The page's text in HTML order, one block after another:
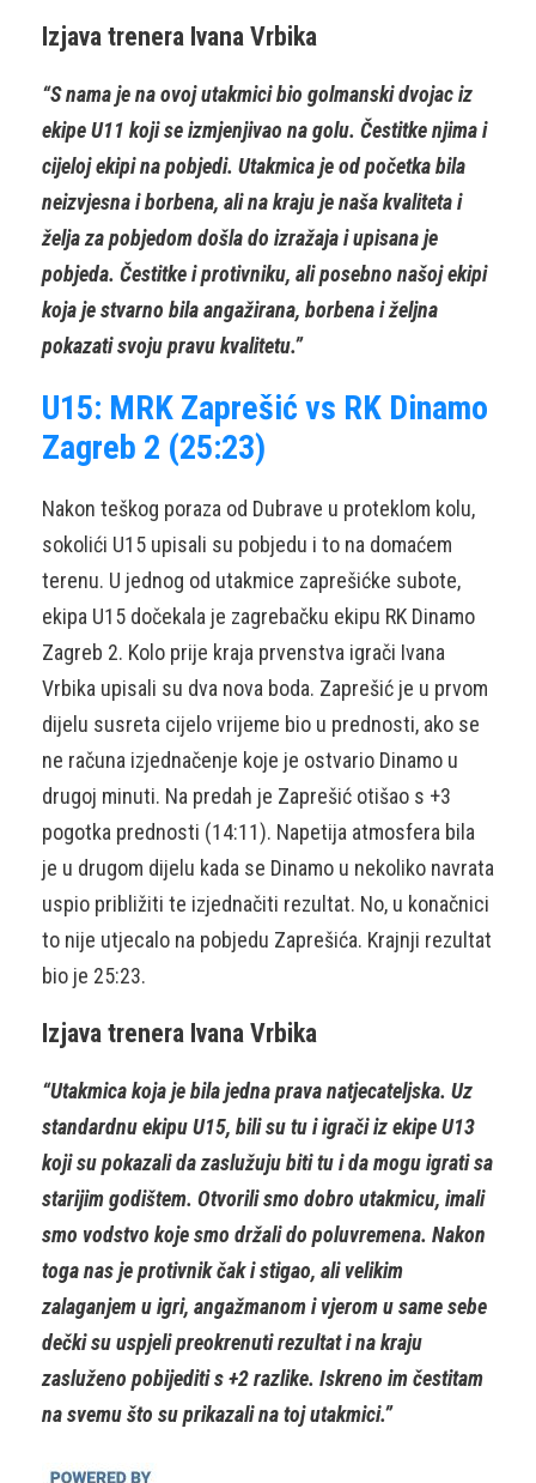
Izjava trenera Ivana Vrbika
“S nama je na ovoj utakmici bio golmanski dvojac iz
ekipe U11 koji se izmjenjivao na golu. Čestitke njima i
cijeloj ekipi na pobjedi. Utakmica je od početka bila
neizvjesna i borbena, ali na kraju je naša kvaliteta i
želja za pobjedom došla do izražaja i upisana je
pobjeda. Čestitke i protivniku, ali posebno našoj ekipi
koja je stvarno bila angažirana, borbena i željna
pokazati svoju pravu kvalitetu.”
U15: MRK Zaprešić vs RK Dinamo
Zagreb 2 (25:23)
Nakon teškog poraza od Dubrave u proteklom kolu,
sokolići U15 upisali su pobjedu i to na domaćem
terenu. U jednog od utakmice zaprešićke subote,
ekipa U15 dočekala je zagrebačku ekipu RK Dinamo
Zagreb 2. Kolo prije kraja prvenstva igrači Ivana
Vrbika upisali su dva nova boda. Zaprešić je u prvom
dijelu susreta cijelo vrijeme bio u prednosti, ako se
ne računa izjednačenje koje je ostvario Dinamo u
drugoj minuti. Na predah je Zaprešić otišao s +3
pogotka prednosti (14:11). Napetija atmosfera bila
je u drugom dijelu kada se Dinamo u nekoliko navrata
uspio približiti te izjednačiti rezultat. No, u konačnici
to nije utjecalo na pobjedu Zaprešića. Krajnji rezultat
bio je 25:23.
Izjava trenera Ivana Vrbika
“Utakmica koja je bila jedna prava natjecateljska. Uz
standardnu ekipu U15, bili su tu i igrači iz ekipe U13
koji su pokazali da zaslužuju biti tu i da mogu igrati sa
starijim godištem. Otvorili smo dobro utakmicu, imali
smo vodstvo koje smo držali do poluvremena. Nakon
toga nas je protivnik čak i stigao, ali velikim
zalaganjem u igri, angažmanom i vjerom u same sebe
dečki su uspjeli preokrenuti rezultat i na kraju
zasluženo pobijediti s +2 razlike. Iskreno im čestitam
na svemu što su prikazali na toj utakmici.”